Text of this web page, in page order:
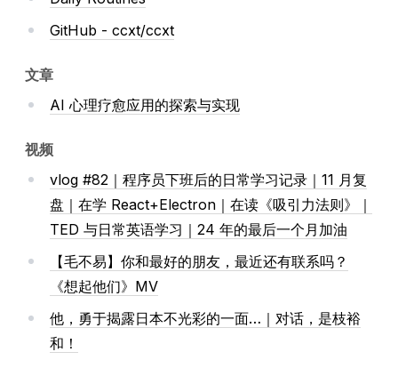
GitHub - ccxt/ccxt
文章
AI 心理疗愈应用的探索与实现
视频
vlog #82｜程序员下班后的日常学习记录｜11 月复
盘｜在学 React+Electron｜在读《吸引力法则》｜
TED 与日常英语学习｜24 年的最后一个月加油
【毛不易】你和最好的朋友，最近还有联系吗？
《想起他们》MV
他，勇于揭露日本不光彩的一面…｜对话，是枝裕
和！